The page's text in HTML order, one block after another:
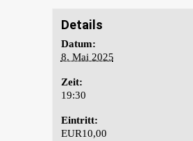
Details
Datum:
8. Mai 2025
Zeit:
19:30
Eintritt:
EUR10,00